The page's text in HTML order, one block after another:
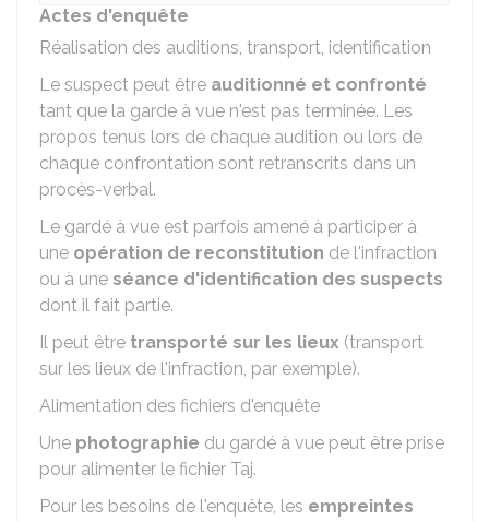
Actes d'enquête
Réalisation des auditions, transport, identification
Le suspect peut être auditionné et confronté
tant que la garde à vue n'est pas terminée. Les
propos tenus lors de chaque audition ou lors de
chaque confrontation sont retranscrits dans un
procès-verbal.
Le gardé à vue est parfois amené à participer à
une opération de reconstitution de l'infraction
ou à une séance d'identification des suspects
dont il fait partie.
Il peut être transporté sur les lieux (transport
sur les lieux de l'infraction, par exemple).
Alimentation des fichiers d'enquête
Une photographie du gardé à vue peut être prise
pour alimenter le fichier Taj.
Pour les besoins de l'enquête, les empreintes